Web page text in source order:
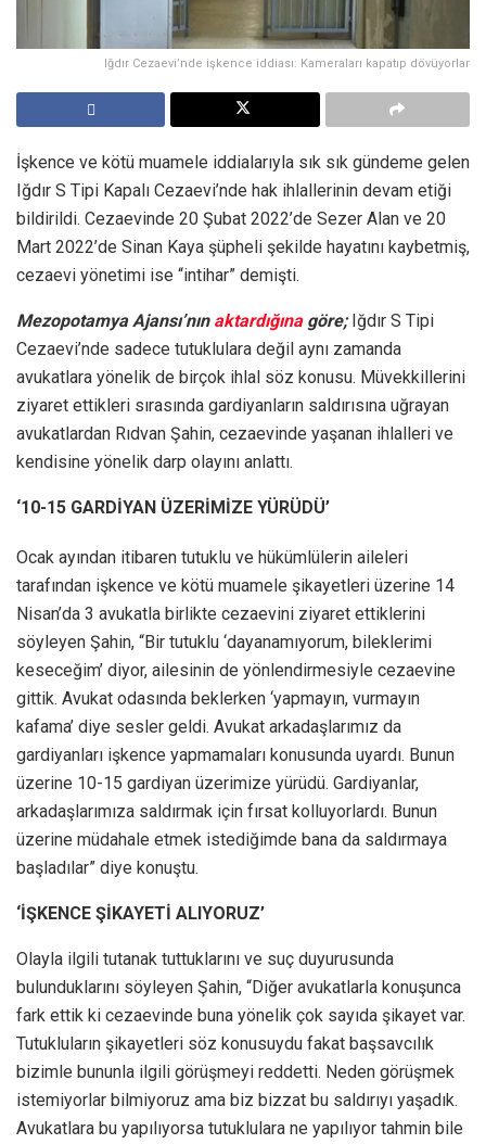
Iğdır Cezaevi’nde işkence iddiası: Kameraları kapatıp dövüyorlar
İşkence ve kötü muamele iddialarıyla sık sık gündeme gelen
Iğdır S Tipi Kapalı Cezaevi’nde hak ihlallerinin devam etiği
bildirildi. Cezaevinde 20 Şubat 2022’de Sezer Alan ve 20
Mart 2022’de Sinan Kaya şüpheli şekilde hayatını kaybetmiş,
cezaevi yönetimi ise “intihar” demişti.
Mezopotamya Ajansı’nın aktardığınagöre;Iğdır S Tipi
Cezaevi’nde sadece tutuklulara değil aynı zamanda
avukatlara yönelik de birçok ihlal söz konusu. Müvekkillerini
ziyaret ettikleri sırasında gardiyanların saldırısına uğrayan
avukatlardan Rıdvan Şahin, cezaevinde yaşanan ihlalleri ve
kendisine yönelik darp olayını anlattı.
‘10-15 GARDİYAN ÜZERİMİZE YÜRÜDÜ’
Ocak ayından itibaren tutuklu ve hükümlülerin aileleri
tarafından işkence ve kötü muamele şikayetleri üzerine 14
Nisan’da 3 avukatla birlikte cezaevini ziyaret ettiklerini
söyleyen Şahin, “Bir tutuklu ‘dayanamıyorum, bileklerimi
keseceğim’ diyor, ailesinin de yönlendirmesiyle cezaevine
gittik. Avukat odasında beklerken ‘yapmayın, vurmayın
kafama’ diye sesler geldi. Avukat arkadaşlarımız da
gardiyanları işkence yapmamaları konusunda uyardı. Bunun
üzerine 10-15 gardiyan üzerimize yürüdü. Gardiyanlar,
arkadaşlarımıza saldırmak için fırsat kolluyorlardı. Bunun
üzerine müdahale etmek istediğimde bana da saldırmaya
başladılar” diye konuştu.
‘İŞKENCE ŞİKAYETİ ALIYORUZ’
Olayla ilgili tutanak tuttuklarını ve suç duyurusunda
bulunduklarını söyleyen Şahin, “Diğer avukatlarla konuşunca
fark ettik ki cezaevinde buna yönelik çok sayıda şikayet var.
Tutukluların şikayetleri söz konusuydu fakat başsavcılık
bizimle bununla ilgili görüşmeyi reddetti. Neden görüşmek
istemiyorlar bilmiyoruz ama biz bizzat bu saldırıyı yaşadık.
Avukatlara bu yapılıyorsa tutuklulara ne yapılıyor tahmin bile